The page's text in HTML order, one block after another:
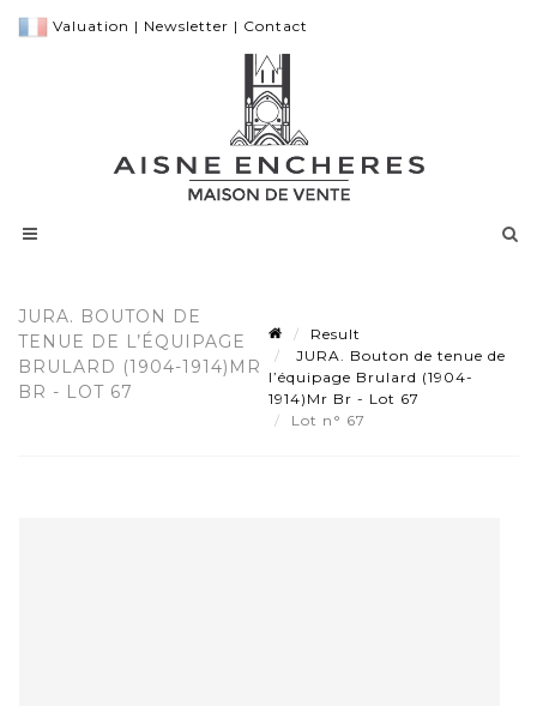
Valuation | Newsletter | Contact
JURA. BOUTON DE
TENUE DE L’ÉQUIPAGE
BRULARD (1904-1914)MR
BR - LOT 67
Result
JURA. Bouton de tenue de
l’équipage Brulard (1904-
1914)Mr Br - Lot 67
Lot n° 67